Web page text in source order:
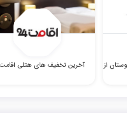
از
آخرین تخفیف های هتلی اقامت 24